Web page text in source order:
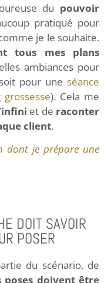
du pouvoir
pratiqué pour
je le souhaite.
tous mes plans
ambiances pour
pour une séance
). Cela me
et de raconter
client.
dont je prépare une
DOIT SAVOIR
POSER
du scénario, de
poses doivent être